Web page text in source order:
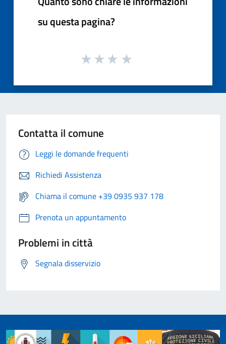
su questa pagina?
Contatta il comune
Leggi le domande frequenti
Richiedi Assistenza
Chiama il comune +39 0935 937 178
Prenota un appuntamento
Problemi in città
Segnala disservizio